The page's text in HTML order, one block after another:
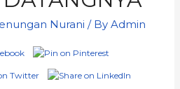
Nurani / ByAdmin